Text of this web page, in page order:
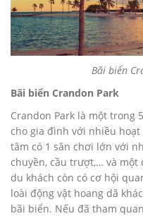
Bãi biển
Bãi biển Crandon Park
Crandon Park là một trong
cho gia đình với nhiều
tâm có 1 sân chơi lớn với
chuyền, cầu trượt,… và
du khách còn có cơ hội
loài động vật hoang dã
bãi biển. Nếu đã tham